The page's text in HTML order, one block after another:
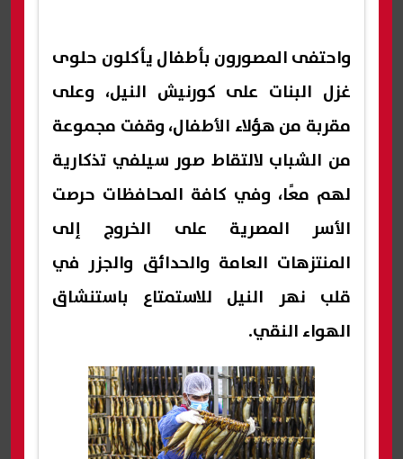
واحتفى المصورون بأطفال يأكلون حلوى
غزل البنات على كورنيش النيل، وعلى
مقربة من هؤلاء الأطفال، وقفت مجموعة
من الشباب لالتقاط صور سيلفي تذكارية
لهم معًا، وفي كافة المحافظات حرصت
الأسر المصرية على الخروج إلى
المنتزهات العامة والحدائق والجزر في
قلب نهر النيل للاستمتاع باستنشاق
الهواء النقي.